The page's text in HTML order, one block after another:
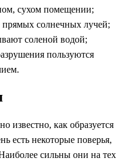
сухом помещении;
солнечных лучей;
соленой водой;
пользуются
известно, как образуется
есть некоторые поверья,
сильны они на тех